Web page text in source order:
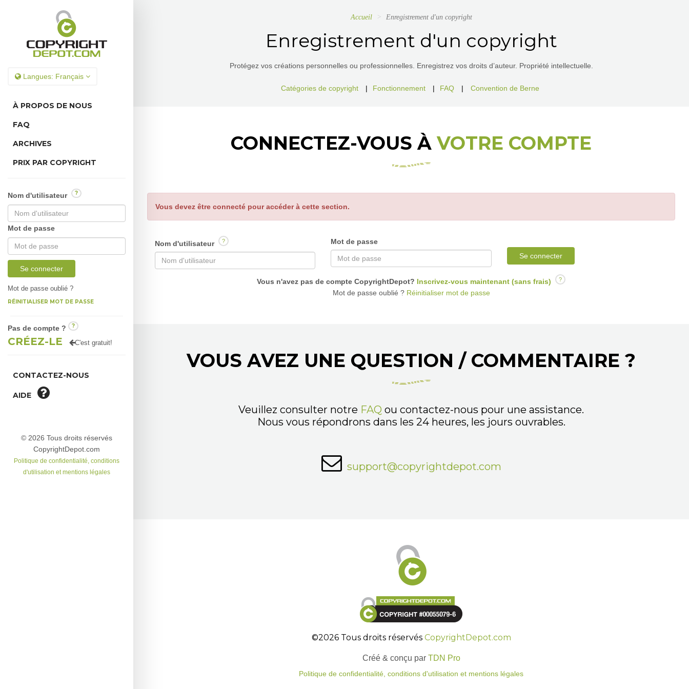
Langues: Français
À PROPOS DE NOUS
FAQ
ARCHIVES
PRIX PAR COPYRIGHT
Nom d'utilisateur ?
Mot de passe
Se connecter
Mot de passe oublié ?
RÉINITIALISER MOT DE PASSE
Pas de compte ? ?
CRÉEZ-LE C'est gratuit!
CONTACTEZ-NOUS
AIDE
© 2026 Tous droits réservés
CopyrightDepot.com
Politique de confidentialité, conditions
d'utilisation et mentions légales
Accueil Enregistrement d'un copyright
Enregistrement d'un copyright
Protégez vos créations personnelles ou professionnelles. Enregistrez vos droits d’auteur. Propriété intellectuelle.
Catégories de copyright | Fonctionnement | FAQ | Convention de Berne
CONNECTEZ-VOUS ÀVOTRE COMPTE
Vous devez être connecté pour accéder à cette section.
Nom d'utilisateur ?
Mot de passe
Se connecter
Vous n'avez pas de compte CopyrightDepot? Inscrivez-vous maintenant (sans frais) ?
Mot de passe oublié ?Réinitialiser mot de passe
VOUS AVEZ UNE QUESTION / COMMENTAIRE ?
Veuillez consulter notre FAQ ou contactez-nous pour une assistance.
Nous vous répondrons dans les 24 heures, les jours ouvrables.
support@copyrightdepot.com
©2026 Tous droits réservés CopyrightDepot.com
Créé & conçu par TDN Pro
Politique de confidentialité, conditions d'utilisation et mentions légales